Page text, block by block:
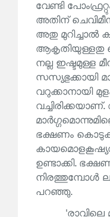
വേണ്ടി
അതിന്
അതു മുറിച്ചാൽ
ആകൃതിയുള്ളതു
നല്ല ഇഷ്ടമുള്ള
സസ്യഭുക്കായി
വറുക്കാനായി
ഭക്ഷണം
ഉണ്ടാക്കി.
നിരത്തുമ്പോൾ
പറഞ്ഞു.
'രാവിലെ